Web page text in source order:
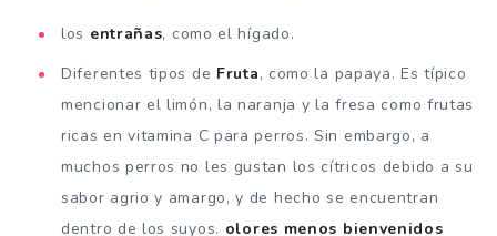
los entrañas, como el hígado.
Diferentes tipos de Fruta, como la papaya. Es típico
mencionar el limón, la naranja y la fresa como frutas
ricas en vitamina C para perros. Sin embargo, a
muchos perros no les gustan los cítricos debido a su
sabor agrio y amargo, y de hecho se encuentran
dentro de los suyos. olores menos bienvenidos